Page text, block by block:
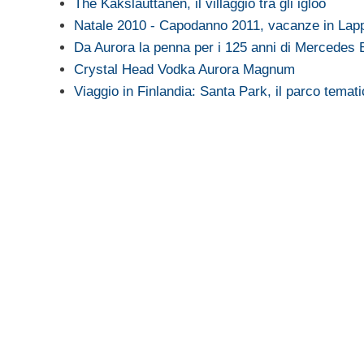
The Kakslauttanen, il villaggio tra gli igloo
Natale 2010 - Capodanno 2011, vacanze in
Da Aurora la penna per i 125 anni di Mercedes
Crystal Head Vodka Aurora Magnum
Viaggio in Finlandia: Santa Park, il parco